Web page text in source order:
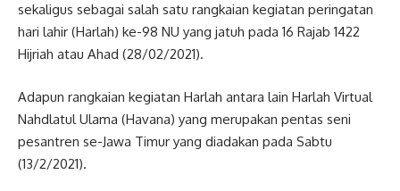
sekaligus sebagai salah satu rangkaian kegiatan peringatan
hari lahir (Harlah) ke-98 NU yang jatuh pada 16 Rajab 1422
Hijriah atau Ahad (28/02/2021).
Adapun rangkaian kegiatan Harlah antara lain Harlah Virtual
Nahdlatul Ulama (Havana) yang merupakan pentas seni
pesantren se-Jawa Timur yang diadakan pada Sabtu
(13/2/2021).